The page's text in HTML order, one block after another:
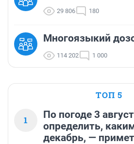
29 806 180
Многоязыкий
114 202 1 000
ТОП 5
1
По погоде 3
определить,
декабрь, —